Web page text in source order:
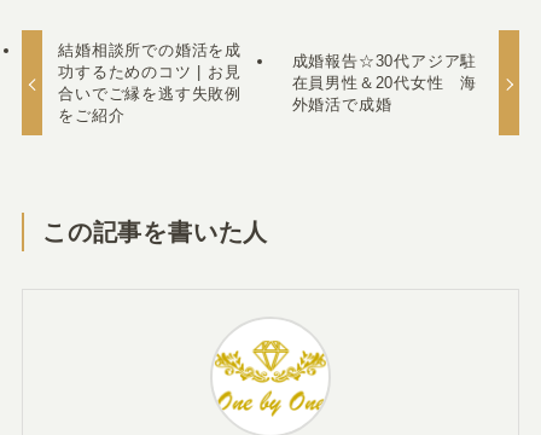
結婚相談所での婚活を成
功するためのコツ | お見
合いでご縁を逃す失敗例
をご紹介
成婚報告☆30代アジア駐
在員男性＆20代女性 海
外婚活で成婚
この記事を書いた人